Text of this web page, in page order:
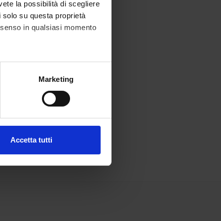
la possibilità di scegliere
su questa proprietà
in qualsiasi momento
metro,Marketing
Accetta tutti